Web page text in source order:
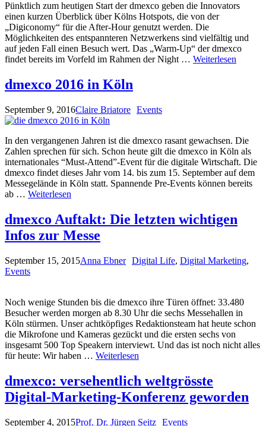
Pünktlich zum heutigen Start der dmexco geben die Innovators
einen kurzen Überblick über Kölns Hotspots, die von der
„Digiconomy“ für die After-Hour genutzt werden. Die
Möglichkeiten des entspannteren Netzwerkens sind vielfältig und
auf jeden Fall einen Besuch wert. Das „Warm-Up“ der dmexco
findet bereits im Vorfeld im Rahmen der Night … Weiterlesen
dmexco 2016 in Köln
September 9, 2016Claire Briatore Events
In den vergangenen Jahren ist die dmexco rasant gewachsen. Die
Zahlen sprechen für sich. Schon heute gilt die dmexco in Köln als
internationales “Must-Attend”-Event für die digitale Wirtschaft. Die
dmexco findet dieses Jahr vom 14. bis zum 15. September auf dem
Messegelände in Köln statt. Spannende Pre-Events können bereits
ab … Weiterlesen
dmexco Auftakt: Die letzten wichtigen
Infos zur Messe
September 15, 2015Anna Ebner Digital Life, Digital Marketing,
Events
Noch wenige Stunden bis die dmexco ihre Türen öffnet: 33.480
Besucher werden morgen ab 8.30 Uhr die sechs Messehallen in
Köln stürmen. Unser achtköpfiges Redaktionsteam hat heute schon
die Mikrofone und Kameras gezückt und die ersten sechs von
insgesamt 500 Top Speakern interviewt. Und das ist noch nicht alles
für heute: Wir haben … Weiterlesen
dmexco: versehentlich weltgrösste
Digital-Marketing-Konferenz geworden
September 4, 2015Prof. Dr. Jürgen Seitz Events